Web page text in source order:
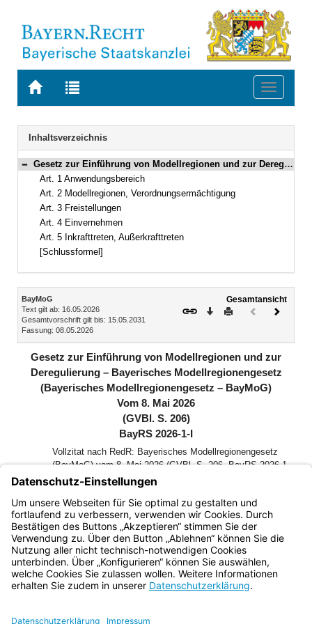
Zur
BAYERN.RECHT
Zur
letzten
Suche
Toggle
Navigation
Inhaltsverzeichnis
Bereich reduzieren
Gesetz zur Einführung von Modellregionen und zur Deregulierung – Bayerisches Modellregionengesetz (Bayerisches Modellregionengesetz – BayMoG) Vom 8. Mai 2026 (GVBl. S. 206) BayRS 2026-1-I (Art. 1–5)
Art. 1 Anwendungsbereich
Art. 2 Modellregionen, Verordnungsermächtigung
Art. 3 Freistellungen
Art. 4 Einvernehmen
Art. 5 Inkrafttreten, Außerkrafttreten
[Schlussformel]
Inhalt
BayMoG
Text gilt ab: 16.05.2026
Gesamtvorschrift gilt bis: 15.05.2031
Fassung: 08.05.2026
Gesamtansicht
Download
DruckenVorheriges
Gesetz zur Einführung von Modellregionen und zur
Deregulierung – Bayerisches Modellregionengesetz
(Bayerisches Modellregionengesetz – BayMoG)
Vom 8. Mai 2026
(GVBl. S. 206)
BayRS 2026-1-I
Vollzitat nach RedR: Bayerisches Modellregionengesetz
(BayMoG) vom 8. Mai 2026 (GVBl. S. 206, BayRS 2026-1-
I)
Der Landtag des Freistaates Bayern hat das folgende Gesetz
beschlossen, das hiermit bekannt gemacht wird:
Bayern.de
BayernPortal
Impressum